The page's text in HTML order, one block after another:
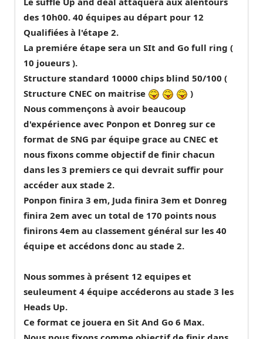
des 10h00. 40 équipes au départ pour 12
Qualifiées à l'étape 2.
La premiére étape sera un SIt and Go full ring (
10 joueurs ).
Structure standard 10000 chips blind 50/100 (
Structure CNEC on maitrise
)
Nous commençons à avoir beaucoup
d'expérience avec Ponpon et Donreg sur ce
format de SNG par équipe grace au CNEC et
nous fixons comme objectif de finir chacun
dans les 3 premiers ce qui devrait suffir pour
accéder aux stade 2.
Ponpon finira 3 em, Juda finira 3em et Donreg
finira 2em avec un total de 170 points nous
finirons 4em au classement général sur les 40
équipe et accédons donc au stade 2.
Nous sommes à présent 12 equipes et
seuleument 4 équipe accéderons au stade 3 les
Heads Up.
Ce format ce jouera en Sit And Go 6 Max.